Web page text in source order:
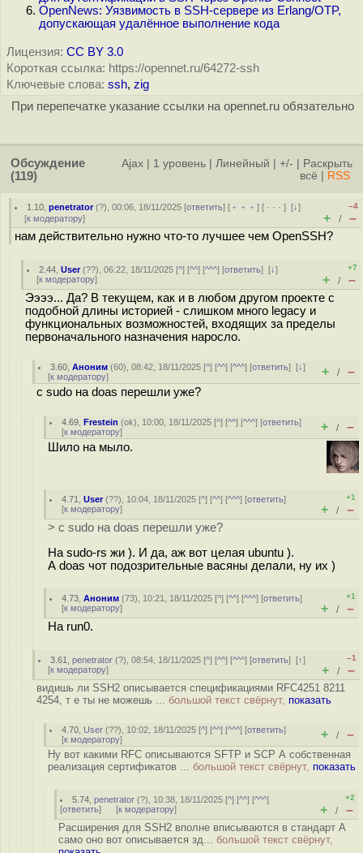
OpenNews: Уязвимость в SSH-сервере из Erlang/OTP,
допускающая удалённое выполнение кода
Лицензия: CC BY 3.0
Короткая ссылка: https://opennet.ru/64272-ssh
Ключевые слова: ssh, zig
При перепечатке указание ссылки на opennet.ru обязательно
Обсуждение
(119)
Ajax 1 уровень Линейный +/-
Раскрыть
всё
RSS
1.10 ,penetrator(?), 00:06, 18/11/2025 [ответить] [ ﹢﹢﹢] [ · · ·][↓]
[к модератору]
–4
+ / –
нам действительно нужно что-то лучшее чем OpenSSH?
2.44 ,User(??), 06:22, 18/11/2025 [^] [^^] [^^^] [ответить][↓]
[к модератору]
+7
+ / –
Ээээ... Да? В текущем, как и в любом другом проекте с
подобной длины историей - слишком много legacy и
функциональных возможностей, входящих за пределы
первоначального назначения наросло.
3.60 ,Аноним (60), 08:42, 18/11/2025 [^] [^^] [^^^] [ответить][↓]
[к модератору] + / –
с sudo на doas перешли уже?
4.69 ,Frestein (ok), 10:00, 18/11/2025 [^] [^^] [^^^] [ответить]
[к модератору] + / –
Шило на мыло.
4.71 ,User(??), 10:04, 18/11/2025 [^] [^^] [^^^] [ответить]
[к модератору]
+1
+ / –
> с sudo на doas перешли уже?
На sudo-rs жи ). И да, аж вот целая ubuntu ).
А doas чот подозрительные васяны делали, ну их )
4.73 ,Аноним (73), 10:21, 18/11/2025 [^] [^^] [^^^] [ответить]
[к модератору]
+1
+ / –
На run0.
3.61 ,penetrator (?), 08:54, 18/11/2025 [^] [^^] [^^^] [ответить][↑]
[к модератору]
–1
+ / –
видишь ли SSH2 описывается спецификациями RFC4251 8211
4254, т е ты не можешь ... большой текст свёрнут, показать
4.70 User (??), 10:02, 18/11/2025 [^] [^^] [^^^] [ответить]
[к модератору] + / –
Ну вот какими RFC описываются SFTP и SCP А собственная
реализация сертификатов ... большой текст свёрнут, показать
5.74 ,penetrator (?), 10:38, 18/11/2025 [^] [^^] [^^^]
[ответить] [к модератору]
+2
+ / –
Расширения для SSH2 вполне вписываются в стандарт А
само оно вот описывается зд... большой текст свёрнут,